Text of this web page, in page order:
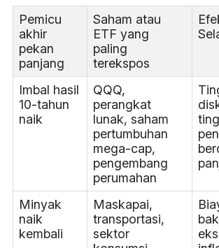
Pemicu
akhir
pekan
panjang
Saham atau
ETF yang
paling
terekspos
Imbal hasil
10-tahun
naik
QQQ,
perangkat
lunak, saham
pertumbuhan
mega-cap,
pengembang
perumahan
Minyak
naik
kembali
Maskapai,
transportasi,
sektor